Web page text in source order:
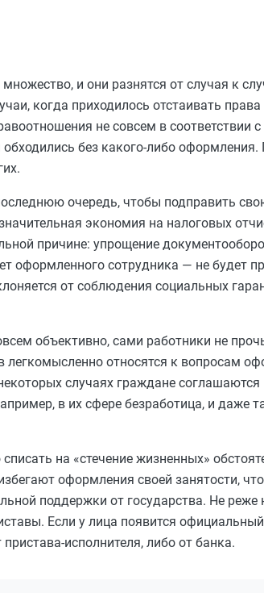
и они разнятся от случая к
когда приходилось отстаивать
не совсем в соответствии
без какого-либо
очередь, чтобы подправить
экономия на налоговых
причине: упрощение
оформленного сотрудника — не будет
от соблюдения социальных
объективно, сами работники не
относятся к вопросам
случаях граждане
в их сфере безработица, и даже
на «стечение жизненных»
оформления своей занятости,
поддержки от государства. Не реже
Если у лица появится
исполнителя, либо от банка.